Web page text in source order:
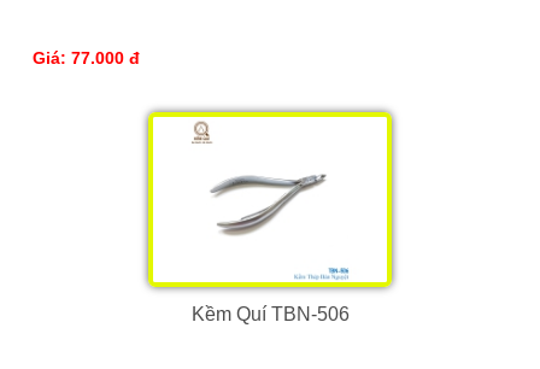
Giá: 77.000 đ
Kềm Quí TBN-506